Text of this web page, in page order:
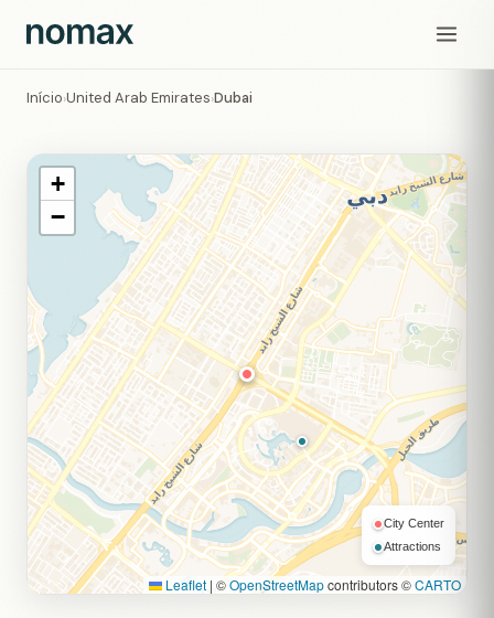
Início›United Arab Emirates›Dubai
+
−
City Center
Attractions
Leaflet | ©OpenStreetMapcontributors ©CARTO